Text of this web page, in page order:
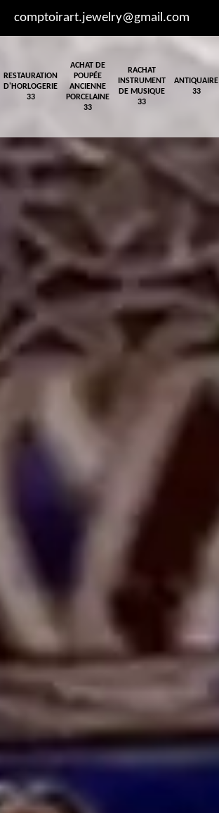
comptoirart.jewelry@gmail.com
RESTAURATION
D'HORLOGERIE
33
ACHAT DE
POUPÉE
ANCIENNE
PORCELAINE
33
RACHAT
INSTRUMENT
DE MUSIQUE
33
ANTIQUAIRE
33